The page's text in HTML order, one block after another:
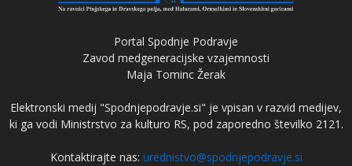
Portal Spodnje Podravje
Zavod medgeneracijske vzajemnosti
Maja Tominc Žerak
Elektronski medij "Spodnjepodravje.si" je vpisan v razvid medijev,
ki ga vodi Ministrstvo za kulturo RS, pod zaporedno številko 2121.
Kontaktirajte nas: urednistvo@spodnjepodravje.si